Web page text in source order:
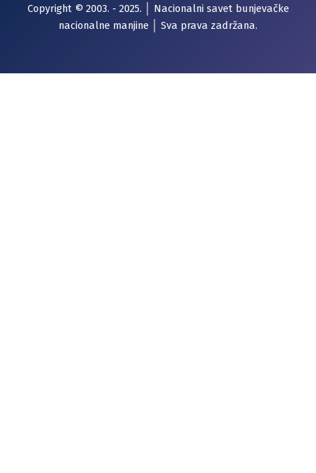
Copyright © 2003. - 2025. │ Nacionalni savet bunjevačke
nacionalne manjine │ Sva prava zadržana.